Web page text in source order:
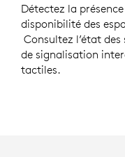
Détectez la
disponibilité des
Consultez l’état
de signalisation
tactiles.